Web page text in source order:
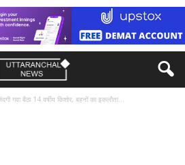
गवा बैठा 14 वर्षीय किशोर, बहनों का इकलौता...